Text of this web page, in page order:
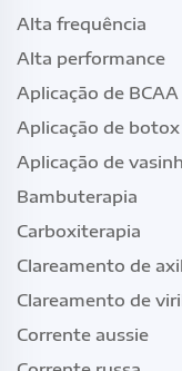
Alta frequência
Alta performance
Aplicação de BCAA
Aplicação de botox
Aplicação de
Bambuterapia
Carboxiterapia
Clareamento de
Clareamento de
Corrente aussie